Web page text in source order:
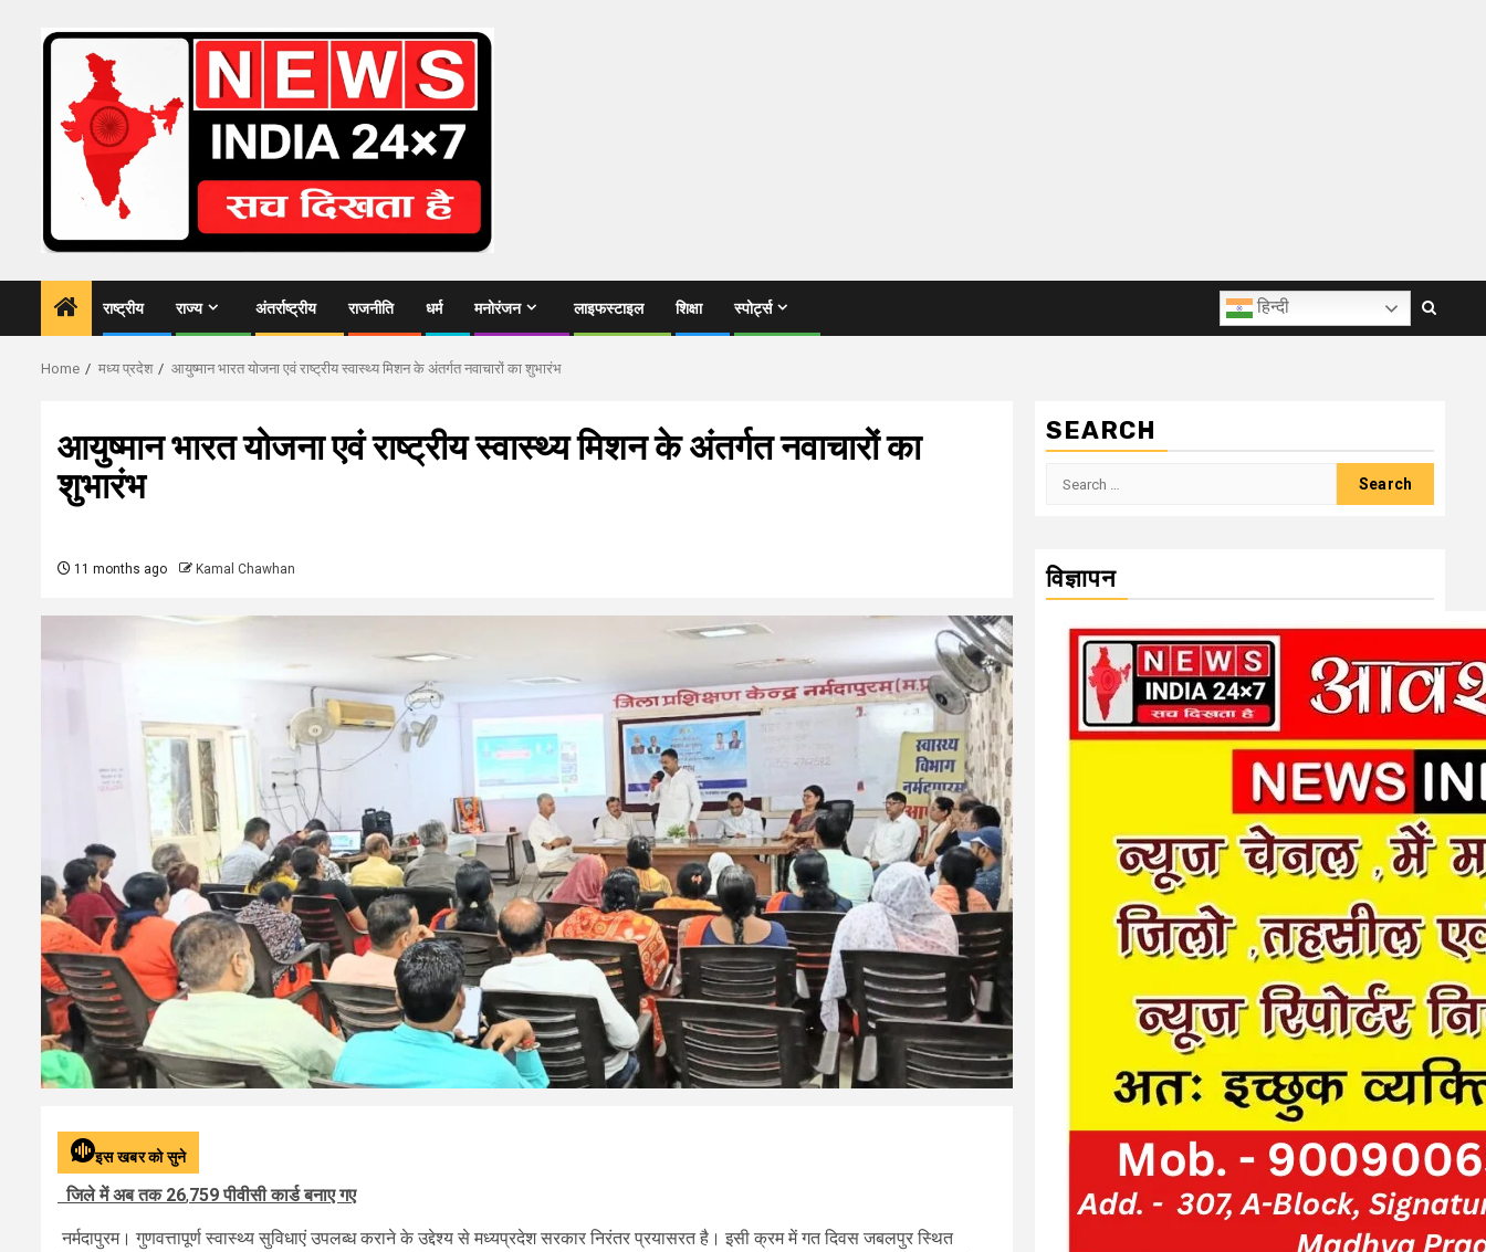
राष्ट्रीय राज्य अंतर्राष्ट्रीय राजनीति धर्म मनोरंजन लाइफस्टाइल शिक्षा स्पोर्ट्स हिन्दी
Home मध्य प्रदेश आयुष्मान भारत योजना एवं राष्ट्रीय स्वास्थ्य मिशन के अंतर्गत नवाचारों का शुभारंभ
आयुष्मान भारत योजना एवं राष्ट्रीय स्वास्थ्य मिशन के अंतर्गत नवाचारों का
शुभारंभ
11 months ago Kamal Chawhan
इस खबर को सुने
जिले में अब तक 26,759 पीवीसी कार्ड बनाए गए
नर्मदापुरम। गुणवत्तापूर्ण स्वास्थ्य सुविधाएं उपलब्ध कराने के उद्देश्य से मध्यप्रदेश सरकार निरंतर प्रयासरत है। इसी क्रम में गत दिवस जबलपुर स्थित
SEARCH
Search
विज्ञापन